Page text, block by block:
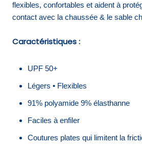
flexibles, confortables et aident à
contact avec la chaussée & le sable
Caractéristiques :
UPF 50+
Légers • Flexibles
91% polyamide 9% élasthanne
Faciles à enfiler
Coutures plates qui limitent la